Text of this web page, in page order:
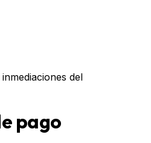
del
pago